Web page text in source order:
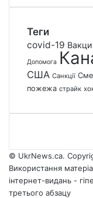
Теги
covid-19
Допомога
США Санкції
пожежа страйк
© UkrNews.ca.
Використання
інтернет-видань -
третього абзацу